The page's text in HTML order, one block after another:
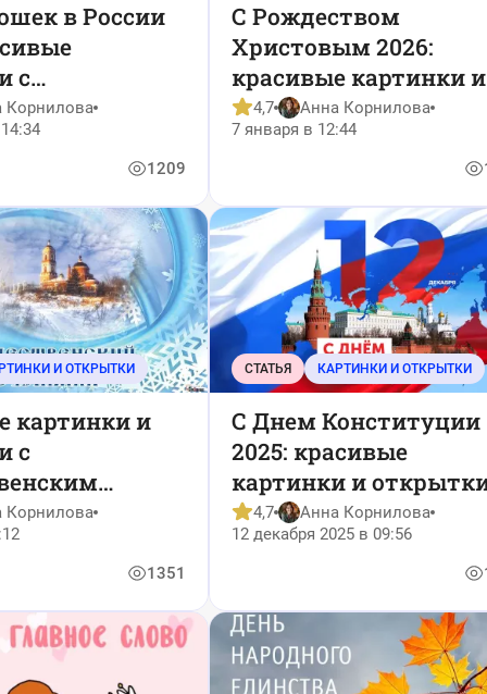
в России
с
Корнилова
1209
С Рождеством
Христовым 2026:
красивые картинки и
открытки
4,7
Анна Корнилова
7 января в 12:44
И ОТКРЫТКИ
картинки и
с
2026
Корнилова
1351
СТАТЬЯ КАРТИНКИ И ОТКРЫТКИ
С Днем Конституции
2025: красивые
картинки и
4,7
Анна Корнилова
12 декабря 2025 в 09:56